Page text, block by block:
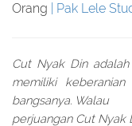
Orang
Pak Lele
Cut Nyak Din
memiliki
bangsanya. Walau
perjuangan Cut Nyak